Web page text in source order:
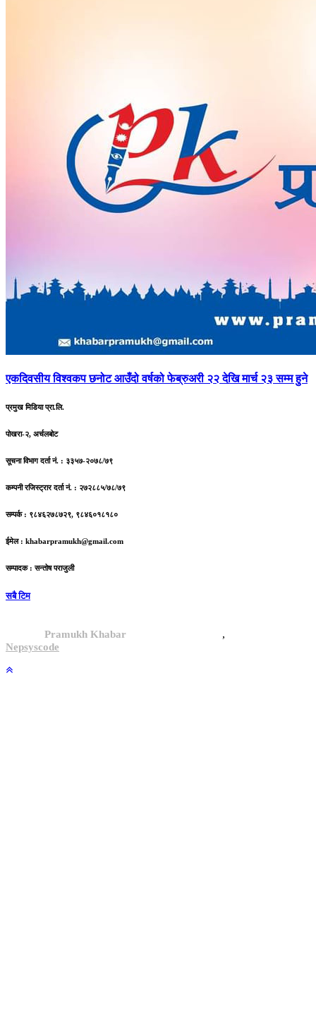
एकदिवसीयविश्वकप छनोट आउँदो वर्षको फेब्रुअरी २२ देखि मार्च २३ सम्म हुने
प्रमुख मिडिया प्रा.लि.
पोखरा-२, अर्चलबोट
सूचना विभाग दर्ता नं. : ३३५७-२०७८/७९
कम्पनी रजिस्ट्रार दर्ता नं. : २७२८८५/७८/७९
सम्पर्क : ९८४६२७८७२९, ९८४६०१८१८०
ईमेल : khabarpramukh@gmail.com
सम्पादक : सन्तोष पराजुली
सबै टिम
Pramukh Khabar, All rights reserved. ,
Nepsyscode